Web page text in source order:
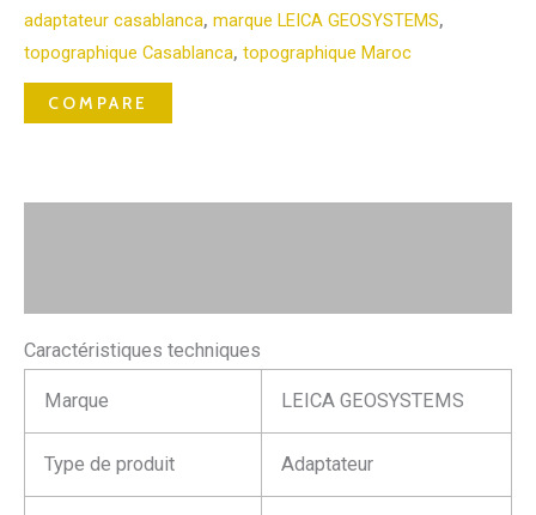
adaptateur casablanca, marque LEICA GEOSYSTEMS,
topographique Casablanca, topographique Maroc
COMPARE
Caractéristiques techniques
Marque LEICA GEOSYSTEMS
Type de produit Adaptateur